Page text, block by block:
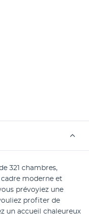
321 chambres,
moderne et
prévoyiez une
profiter de
un accueil chaleureux